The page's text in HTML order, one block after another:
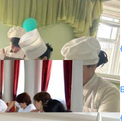
МЕНЕН ЖОЛУГУШТУ
07.08.2026
Абитуриент
ЖОЖДОРГО КАБЫЛ АЛУУНУН
БАШТАЛДЫ
27.07.2026
ӨЗҮҢДҮН КЕЛЕЧЕГИҢ ҮЧҮН
20.07.2026
ЖОЖДОРГО КАБЫЛ АЛУУНУН